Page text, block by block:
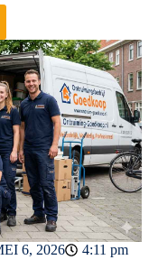
6, 2026
4:11 pm